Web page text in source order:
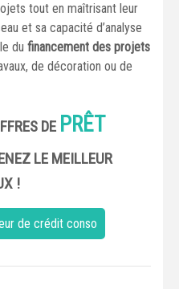
tout en maîtrisant leur
et sa capacité d’analyse
du financement des projets
de décoration ou de
DE PRÊT
LE MEILLEUR
!
de crédit conso